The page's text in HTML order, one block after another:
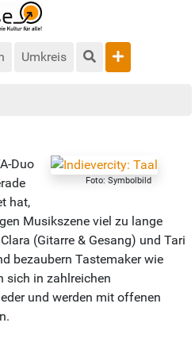
Umkreis
Foto: Symbolbild
Duo
hat,
Musikszene viel zu lange
(Gitarre & Gesang) und Tari
bezaubern Tastemaker wie
sich in zahlreichen
und werden mit offenen